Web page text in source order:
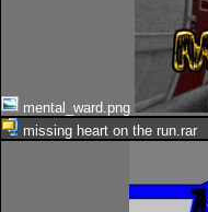
mental_ward.png
missing heart on the run.rar